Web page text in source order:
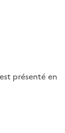
présenté en